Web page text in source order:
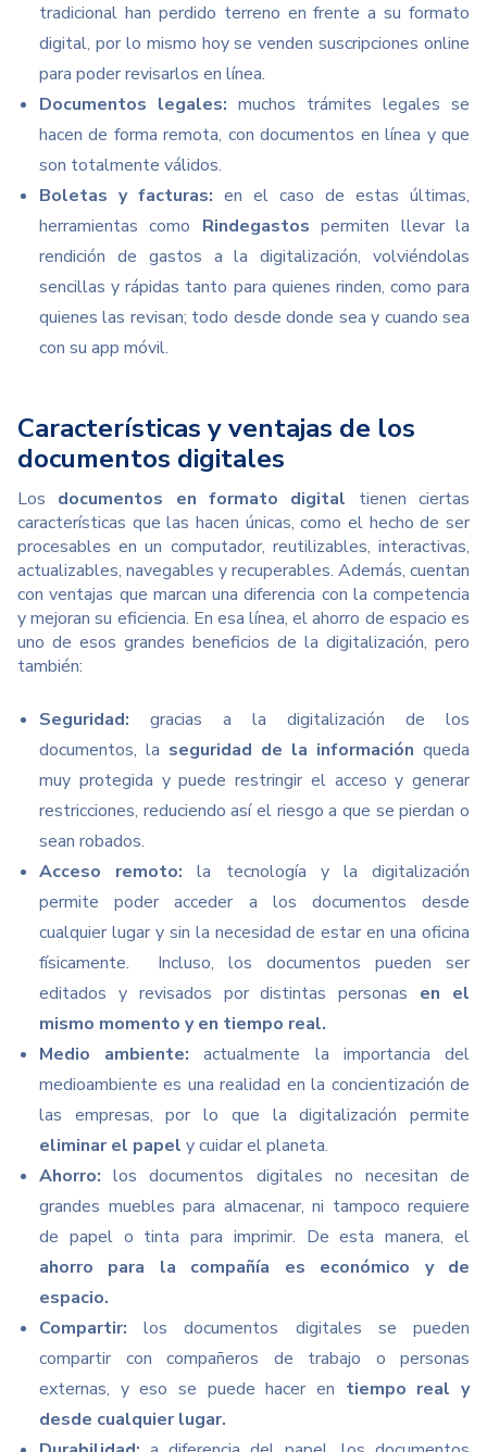
tradicional han perdido terreno en frente a su formato
digital, por lo mismo hoy se venden suscripciones online
para poder revisarlos en línea.
Documentos legales: muchos trámites legales se
hacen de forma remota, con documentos en línea y que
son totalmente válidos.
Boletas y facturas: en el caso de estas últimas,
herramientas como Rindegastos permiten llevar la
rendición de gastos a la digitalización, volviéndolas
sencillas y rápidas tanto para quienes rinden, como para
quienes las revisan; todo desde donde sea y cuando sea
con su app móvil.
Características y ventajas de los
documentos digitales
Los documentos en formato digital tienen ciertas
características que las hacen únicas, como el hecho de ser
procesables en un computador, reutilizables, interactivas,
actualizables, navegables y recuperables. Además, cuentan
con ventajas que marcan una diferencia con la competencia
y mejoran su eficiencia. En esa línea, el ahorro de espacio es
uno de esos grandes beneficios de la digitalización, pero
también:
Seguridad: gracias a la digitalización de los
documentos, la seguridad de la información queda
muy protegida y puede restringir el acceso y generar
restricciones, reduciendo así el riesgo a que se pierdan o
sean robados.
Acceso remoto:la tecnología y la digitalización
permite poder acceder a los documentos desde
cualquier lugar y sin la necesidad de estar en una oficina
físicamente. Incluso, los documentos pueden ser
editados y revisados por distintas personas en el
mismo momento y en tiempo real.
Medio ambiente:actualmente la importancia del
medioambiente es una realidad en la concientización de
las empresas, por lo que la digitalización permite
eliminar el papel y cuidar el planeta.
Ahorro: los documentos digitales no necesitan de
grandes muebles para almacenar, ni tampoco requiere
de papel o tinta para imprimir. De esta manera, el
ahorro para la compañía es económico y de
espacio.
Compartir:los documentos digitales se pueden
compartir con compañeros de trabajo o personas
externas, y eso se puede hacer en tiempo real y
desde cualquier lugar.